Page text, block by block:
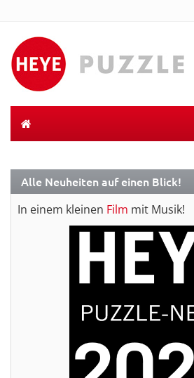
Alle Neuheiten auf einen Blick!
In einem kleinen Film mit Musik!